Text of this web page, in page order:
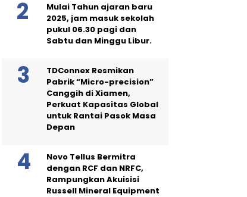
Mulai Tahun ajaran baru
2025, jam masuk sekolah
pukul 06.30 pagi dan
Sabtu dan Minggu Libur.
TDConnex Resmikan
Pabrik “Micro-precision”
Canggih di Xiamen,
Perkuat Kapasitas Global
untuk Rantai Pasok Masa
Depan
Novo Tellus Bermitra
dengan RCF dan NRFC,
Rampungkan Akuisisi
Russell Mineral Equipment